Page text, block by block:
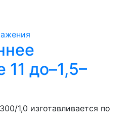
до–1,5–
1,0 изготавливается по